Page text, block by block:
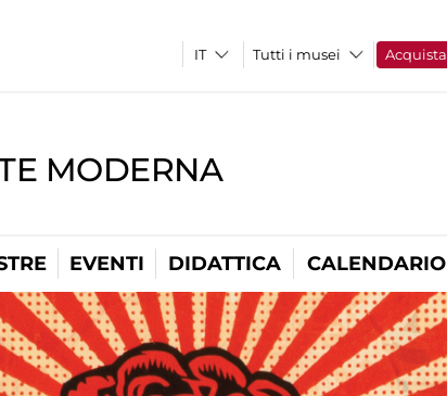
Tutti i musei Acquista
MODERNA
EVENTI DIDATTICA CALENDARIO